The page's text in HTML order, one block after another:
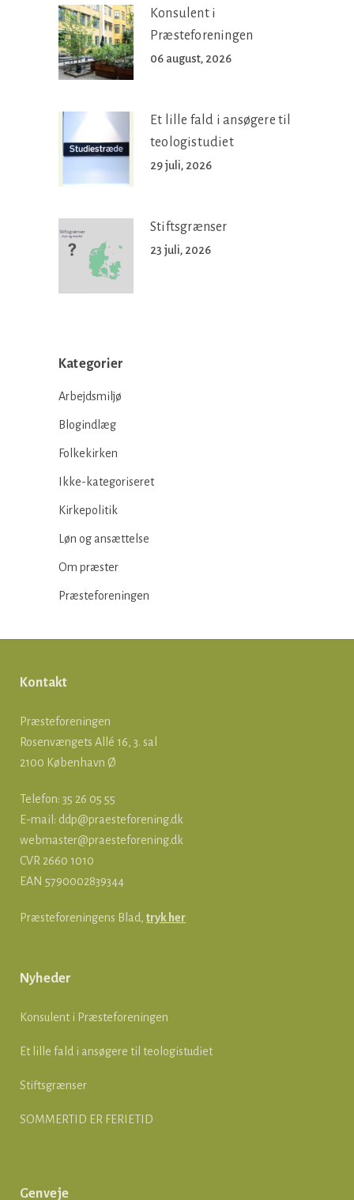
Konsulent i
Præsteforeningen
06 august, 2026
Et lille fald i ansøgere til
teologistudiet
29 juli, 2026
Stiftsgrænser
23 juli, 2026
Kategorier
Arbejdsmiljø
Blogindlæg
Folkekirken
Ikke-kategoriseret
Kirkepolitik
Løn og ansættelse
Om præster
Præsteforeningen
Kontakt
Præsteforeningen
Rosenvængets Allé 16, 3. sal
2100 København Ø
Telefon: 35 26 05 55
E-mail: ddp@praesteforening.dk
webmaster@praesteforening.dk
CVR 2660 1010
EAN 5790002839344
Præsteforeningens Blad, tryk her
Nyheder
Konsulent i Præsteforeningen
Et lille fald i ansøgere til teologistudiet
Stiftsgrænser
SOMMERTID ER FERIETID
Genveje